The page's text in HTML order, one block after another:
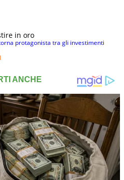
in oro
protagonista tra gli investimenti